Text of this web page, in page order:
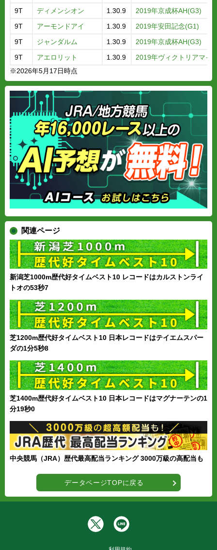
9T
ディメンシオン 1.30.9
2019年京成杯AH(G3)
9T
アーモンドアイ 1.30.9
2019年安田記念(G1)
9T
ジャンダルム 1.30.9
2019年京成杯AH(G3)
9T
アエロリット 1.30.9
2019年ヴィクトリアマイ
※2026年5月17日時点
関連ページ
新潟芝1000m歴代好タイムベスト10 レコードはカルストンライ
トオの53秒7
芝1200m歴代好タイムベスト10 日本レコードはテイエムスパー
ダの1分5秒8
芝1400m歴代好タイムベスト10 日本レコードはマグナーテンの1
分19秒0
中央競馬（JRA）歴代最高配当ランキング 3000万級の高配当も
データページTOPに戻る